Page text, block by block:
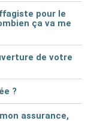
pour le
ça va me
de votre
?
assurance,